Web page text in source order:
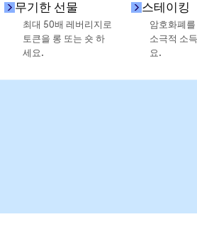
무기한 선물
최대 50배 레버리지로
토큰을 롱 또는 숏 하
세요.
스테이킹
암호화폐
소극적 소
요.